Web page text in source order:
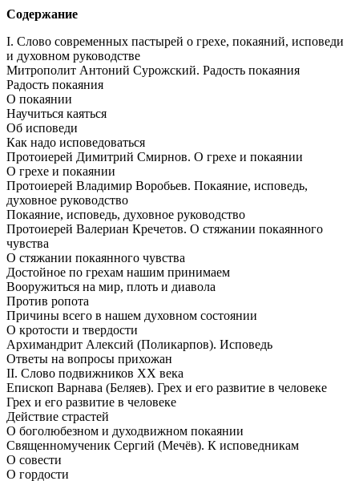
Содержание
I. Слово современных пастырей о грехе, покаяний, исповеди
и духовном руководстве
Митрополит Антоний Сурожский. Радость покаяния
Радость покаяния
О покаянии
Научиться каяться
Об исповеди
Как надо исповедоваться
Протоиерей Димитрий Смирнов. О грехе и покаянии
О грехе и покаянии
Протоиерей Владимир Воробьев. Покаяние, исповедь,
духовное руководство
Покаяние, исповедь, духовное руководство
Протоиерей Валериан Кречетов. О стяжании покаянного
чувства
О стяжании покаянного чувства
Достойное по грехам нашим принимаем
Вооружиться на мир, плоть и диавола
Против ропота
Причины всего в нашем духовном состоянии
О кротости и твердости
Архимандрит Алексий (Поликарпов). Исповедь
Ответы на вопросы прихожан
II. Слово подвижников ХХ века
Епископ Варнава (Беляев). Грех и его развитие в человеке
Грех и его развитие в человеке
Действие страстей
О боголюбезном и духодвижном покаянии
Священномученик Сергий (Мечёв). К исповедникам
О совести
О гордости